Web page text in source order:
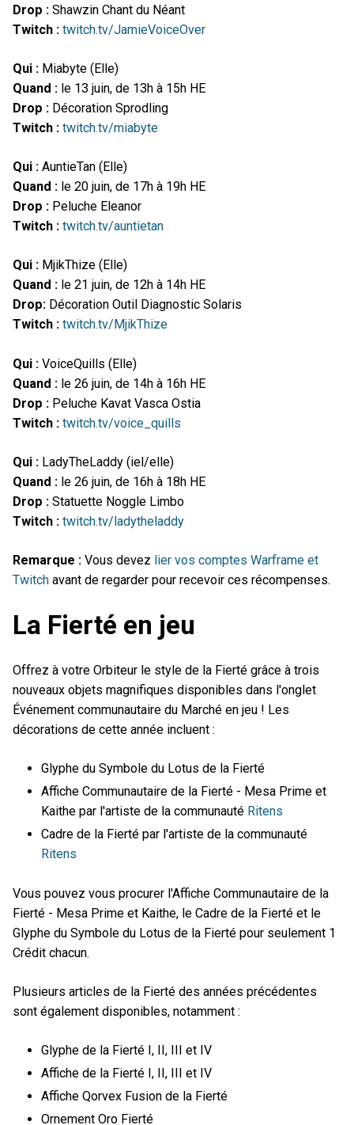
Drop : Shawzin Chant du Néant
Twitch : twitch.tv/JamieVoiceOver
Qui : Miabyte (Elle)
Quand : le 13 juin, de 13h à 15h HE
Drop : Décoration Sprodling
Twitch : twitch.tv/miabyte
Qui : AuntieTan (Elle)
Quand : le 20 juin, de 17h à 19h HE
Drop : Peluche Eleanor
Twitch : twitch.tv/auntietan
Qui : MjikThize (Elle)
Quand : le 21 juin, de 12h à 14h HE
Drop: Décoration Outil Diagnostic Solaris
Twitch : twitch.tv/MjikThize
Qui : VoiceQuills (Elle)
Quand : le 26 juin, de 14h à 16h HE
Drop : Peluche Kavat Vasca Ostia
Twitch : twitch.tv/voice_quills
Qui : LadyTheLaddy (iel/elle)
Quand : le 26 juin, de 16h à 18h HE
Drop : Statuette Noggle Limbo
Twitch : twitch.tv/ladytheladdy
Remarque : Vous devez lier vos comptes Warframe et
Twitch avant de regarder pour recevoir ces récompenses.
La Fierté en jeu
Offrez à votre Orbiteur le style de la Fierté grâce à trois
nouveaux objets magnifiques disponibles dans l'onglet
Événement communautaire du Marché en jeu ! Les
décorations de cette année incluent :
Glyphe du Symbole du Lotus de la Fierté
Affiche Communautaire de la Fierté - Mesa Prime et
Kaithe par l'artiste de la communauté Ritens
Cadre de la Fierté par l'artiste de la communauté
Ritens
Vous pouvez vous procurer l'Affiche Communautaire de la
Fierté - Mesa Prime et Kaithe, le Cadre de la Fierté et le
Glyphe du Symbole du Lotus de la Fierté pour seulement 1
Crédit chacun.
Plusieurs articles de la Fierté des années précédentes
sont également disponibles, notamment :
Glyphe de la Fierté I, II, III et IV
Affiche de la Fierté I, II, III et IV
Affiche Qorvex Fusion de la Fierté
Ornement Oro Fierté